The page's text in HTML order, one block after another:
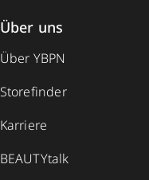
Über uns
Über YBPN
Storefinder
Karriere
BEAUTYtalk